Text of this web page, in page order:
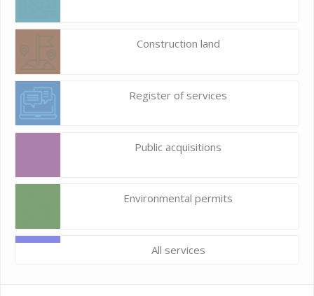
Construction land
Register of services
Public acquisitions
Environmental permits
All services